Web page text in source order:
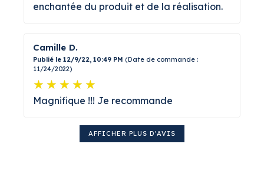
enchantée du produit et de la réalisation.
Camille D.
Publié le 12/9/22, 10:49 PM (Date de commande :
11/24/2022)
Magnifique !!! Je recommande
AFFICHER PLUS D'AVIS